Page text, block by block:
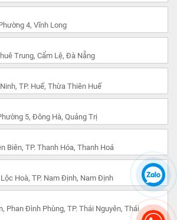
4, Vĩnh Long
Trung, Cẩm Lệ, Đà Nẵng
TP. Huế, Thừa Thiên Huế
5, Đông Hà, Quảng Trị
Biên, TP. Thanh Hóa, Thanh Hoá
Hoà, TP. Nam Định, Nam Định
Phan Đình Phùng, TP. Thái Nguyên, Thái